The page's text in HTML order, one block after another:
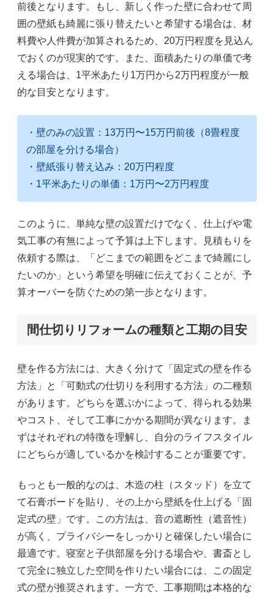
前後となります。もし、新しく作った壁に合わせて周
囲の壁紙も綺麗に張り替えたいと希望する場合は、材
料費や人件費が加算されるため、20万円程度を見込ん
でおくのが現実的です。また、面積あたりの単価で考
える場合は、1平米あたり1万円から2万円程度が一般
的な目安となります。
・壁のみの設置：13万円〜15万円前後（8畳程度
の部屋を分ける場合）
・壁紙張り替え込み：20万円程度
・1平米あたりの単価：1万円〜2万円程度
このように、単純な壁の設置だけでなく、仕上げや電
気工事の有無によって予算は上下します。見積もりを
依頼する際は、「どこまでの範囲をどこまで綺麗にし
たいのか」という希望を明確に伝えておくことが、予
算オーバーを防ぐための第一歩となります。
間仕切りリフォームの種類と工期の目安
壁を作る方法には、大きく分けて「固定式の壁を作る
方法」と「可動式の仕切りを利用する方法」の二種類
があります。どちらを選ぶかによって、得られる効果
やコスト、そして工事にかかる期間が異なります。ま
ずはそれぞれの特徴を理解し、自分のライフスタイル
にどちらが適しているかを検討することが重要です。
もっとも一般的なのは、木造の柱（スタッド）を立て
て石膏ボードを貼り、その上から壁紙を仕上げる「固
定式の壁」です。この方法は、音の遮断性（遮音性）
が高く、プライバシーをしっかりと確保したい場合に
最適です。寝室と子供部屋を分ける場合や、書斎とし
て完全に独立した空間を作りたい場合には、この固定
式の壁が推奨されます。一方で、工事期間は本格的な